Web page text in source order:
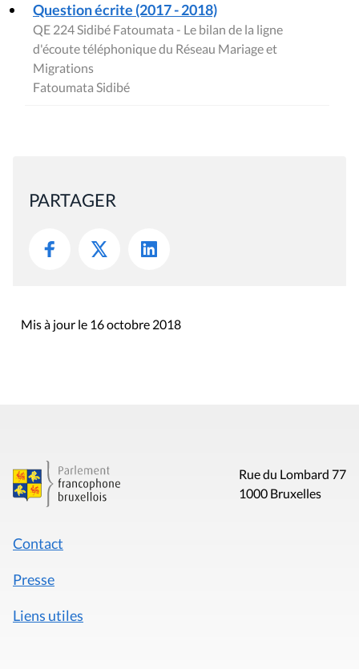
Question écrite (2017 - 2018)
QE 224 Sidibé Fatoumata - Le bilan de la ligne
d'écoute téléphonique du Réseau Mariage et
Migrations
Fatoumata Sidibé
PARTAGER
Mis à jour le 16 octobre 2018
Rue du Lombard 77
1000 Bruxelles
Contact
Presse
Liens utiles